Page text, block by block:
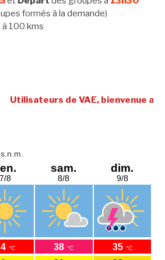
formés à la demande)
à 100 kms
de VAE, bienvenue au CRA